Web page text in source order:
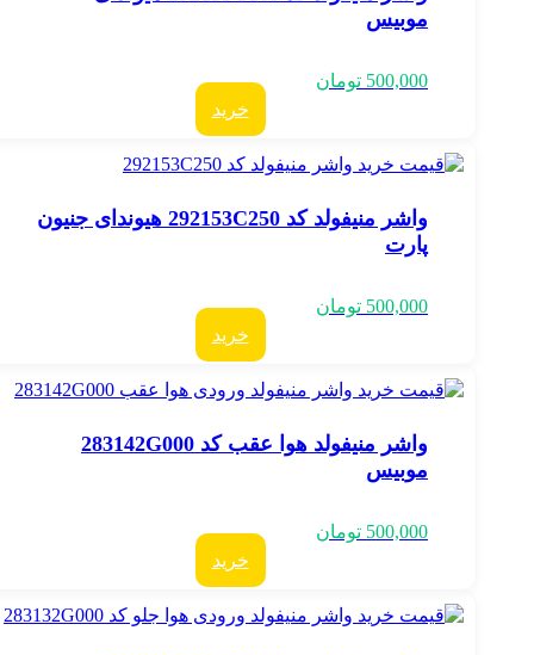
موبیس
500,000 تومان
خرید
واشر منیفولد کد 292153C250 هیوندای جنیون
پارت
500,000 تومان
خرید
واشر منیفولد هوا عقب کد 283142G000
موبیس
500,000 تومان
خرید